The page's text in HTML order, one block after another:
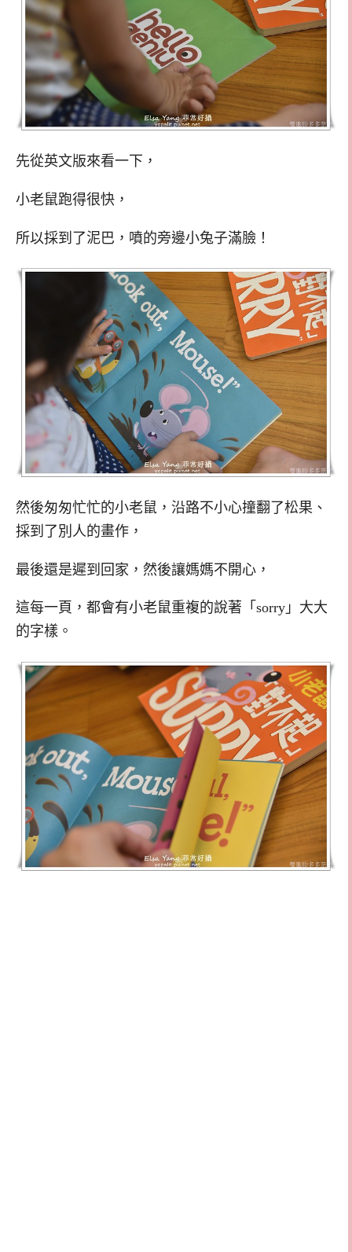
先從英文版來看一下，
小老鼠跑得很快，
所以採到了泥巴，噴的旁邊小兔子滿臉！
然後匆匆忙忙的小老鼠，沿路不小心撞翻了松果、
採到了別人的畫作，
最後還是遲到回家，然後讓媽媽不開心，
這每一頁，都會有小老鼠重複的說著「sorry」大大
的字樣。